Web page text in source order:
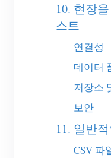
PV 랭킹
10. 현장
스트
연결성
데이터
저장소
보안
11. 일반
CSV 파